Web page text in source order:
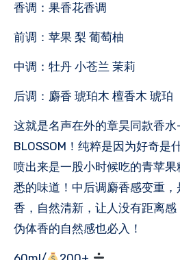
香调：果香花香调
前调：苹果 梨 葡萄柚
中调：牡丹 小苍兰 茉莉
后调：麝香 琥珀木 檀香木 琥珀
这就是名声在外的章昊同款香
BLOSSOM！纯粹是因为好奇是
喷出来是一股小时候吃的青苹
悉的味道！中后调麝香感变重
香，自然清新，让人没有距离
伪体香的自然感也必入！